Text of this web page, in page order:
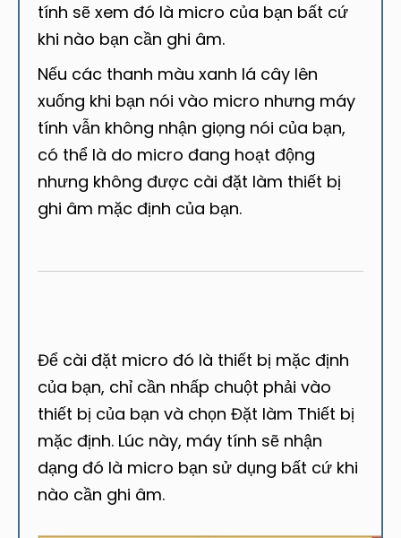
tính sẽ xem đó là micro của bạn bất cứ
khi nào bạn cần ghi âm.
Nếu các thanh màu xanh lá cây lên
xuống khi bạn nói vào micro nhưng máy
tính vẫn không nhận giọng nói của bạn,
có thể là do micro đang hoạt động
nhưng không được cài đặt làm thiết bị
ghi âm mặc định của bạn.
Để cài đặt micro đó là thiết bị mặc định
của bạn, chỉ cần nhấp chuột phải vào
thiết bị của bạn và chọn Đặt làm Thiết bị
mặc định. Lúc này, máy tính sẽ nhận
dạng đó là micro bạn sử dụng bất cứ khi
nào cần ghi âm.